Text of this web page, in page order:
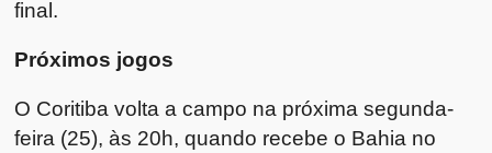
final.
Próximos jogos
O Coritiba volta a campo na próxima segunda-
feira (25), às 20h, quando recebe o Bahia no